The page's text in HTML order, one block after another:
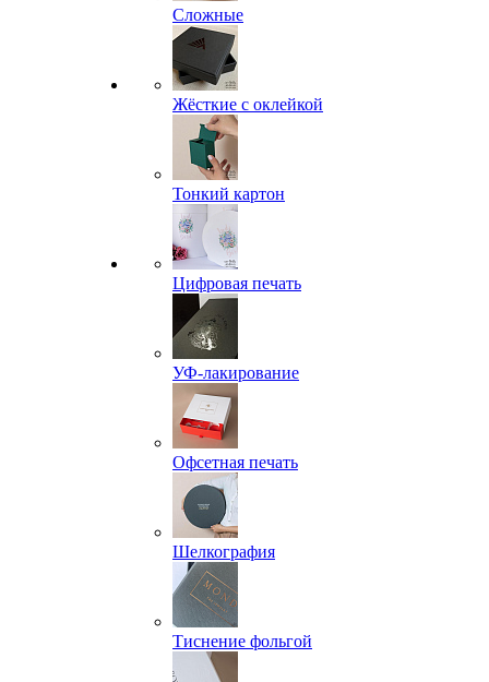
Сложные
Жёсткие с оклейкой
Тонкий картон
Цифровая печать
УФ-лакирование
Офсетная печать
Шелкография
Тиснение фольгой